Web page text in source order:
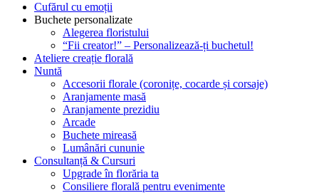
Cufărul cu emoții
Buchete personalizate
Alegerea floristului
“Fii creator!” – Personalizează-ți buchetul!
Ateliere creație florală
Nuntă
Accesorii florale (coronițe, cocarde și corsaje)
Aranjamente masă
Aranjamente prezidiu
Arcade
Buchete mireasă
Lumânări cununie
Consultanță & Cursuri
Upgrade în florăria ta
Consiliere florală pentru evenimente